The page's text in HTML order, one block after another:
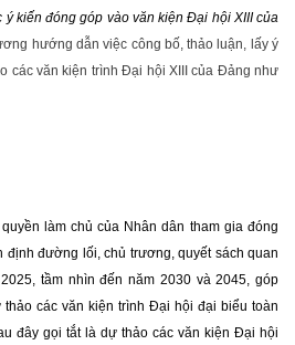
ý kiến đóng góp vào văn kiện Đại hội XIII của
hướng dẫn việc công bố, thảo luận, lấy ý
các văn kiện trình Đại hội XIII của Đảng như
làm chủ của Nhân dân tham gia đóng
đường lối, chủ trương, quyết sách quan
tầm nhìn đến năm 2030 và 2045, góp
các văn kiện trình Đại hội đại biểu toàn
đây gọi tắt là dự thảo các văn kiện Đại hội